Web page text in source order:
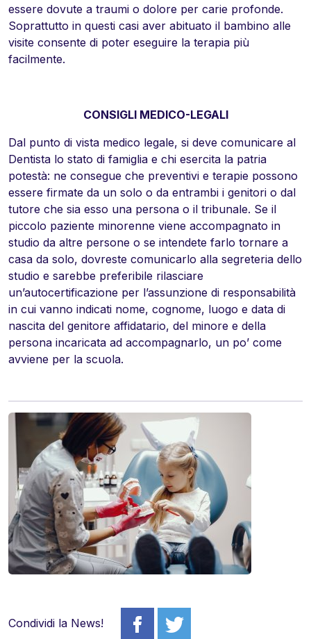
essere dovute a traumi o dolore per carie profonde.
Soprattutto in questi casi aver abituato il bambino alle
visite consente di poter eseguire la terapia più
facilmente.
CONSIGLI MEDICO-LEGALI
Dal punto di vista medico legale, si deve comunicare al
Dentista lo stato di famiglia e chi esercita la patria
potestà: ne consegue che preventivi e terapie possono
essere firmate da un solo o da entrambi i genitori o dal
tutore che sia esso una persona o il tribunale. Se il
piccolo paziente minorenne viene accompagnato in
studio da altre persone o se intendete farlo tornare a
casa da solo, dovreste comunicarlo alla segreteria dello
studio e sarebbe preferibile rilasciare
un’autocertificazione per l’assunzione di responsabilità
in cui vanno indicati nome, cognome, luogo e data di
nascita del genitore affidatario, del minore e della
persona incaricata ad accompagnarlo, un po’ come
avviene per la scuola.
Condividi la News!